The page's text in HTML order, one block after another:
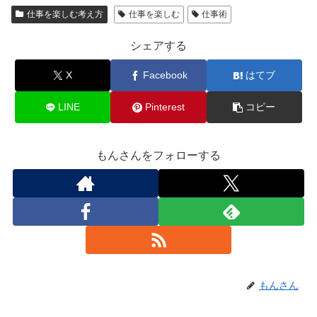
仕事を楽しむ考え方 仕事を楽しむ 仕事術
シェアする
X Facebook はてブ
LINE Pinterest コピー
もんさんをフォローする
もんさん